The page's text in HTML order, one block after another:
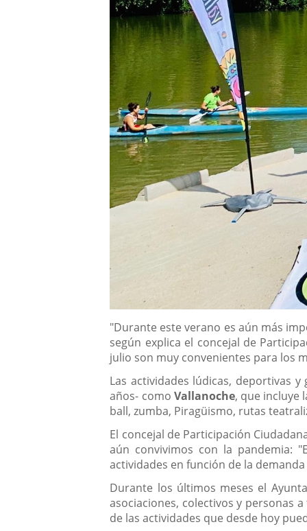
Contenido
"Durante este verano es aún más
según explica el concejal de
julio son muy convenientes para los
Las actividades lúdicas, deportivas
años- como Vallanoche, que incluye
ball, zumba, Piragüismo, rutas
El concejal de Participación
aún convivimos con la pandemia:
actividades en función de la
Durante los últimos meses el
asociaciones, colectivos y personas
de las actividades que desde hoy